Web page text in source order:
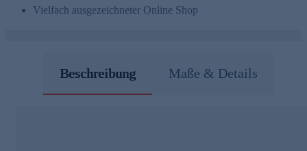
Vielfach ausgezeichneter Online Shop
Beschreibung Maße & Details